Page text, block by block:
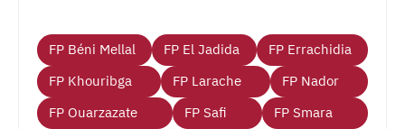
FP Béni Mellal FP El Jadida
FP Errachidia
FP Khouribga
FP Larache
FP Nador
FP Ouarzazate
FP Safi
FP Smara